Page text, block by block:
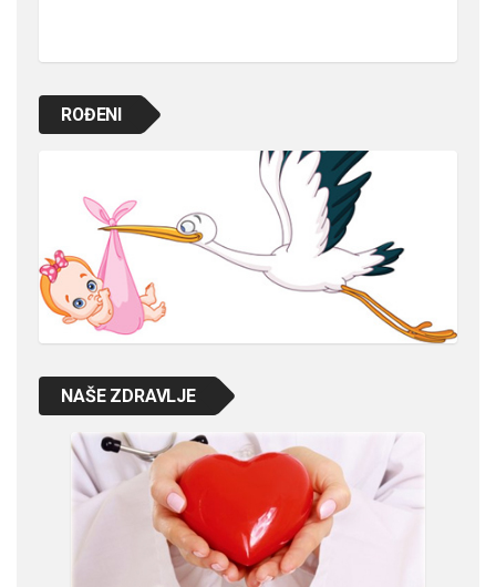
ROĐENI
NAŠE ZDRAVLJE